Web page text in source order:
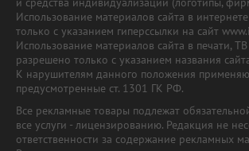
Использование материалов сайта в
только с указанием гиперссылки на сайт
Использование материалов сайта в печати,
разрешено только с указанием названия
К нарушителям данного положения
предусмотренные ст. 1301 ГК РФ.
Все рекламные товары подлежат
все услуги - лицензированию. Редакция не
ответственности за содержание рекламных